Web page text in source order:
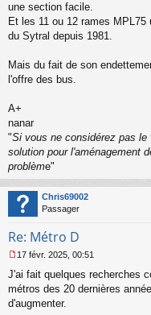
une section facile.
Et les 11 ou 12 rames
du Sytral depuis 1981.
Mais du fait de son
l'offre des bus.
A+
nanar
"Si vous ne considérez pas le
solution pour l'aménagement
problème"
Chris69002
Passager
Re: Métro D
e
s
s
17 févr. 2025, 00:51
J'ai fait quelques recherches
métros des 20 dernières
d'augmenter.